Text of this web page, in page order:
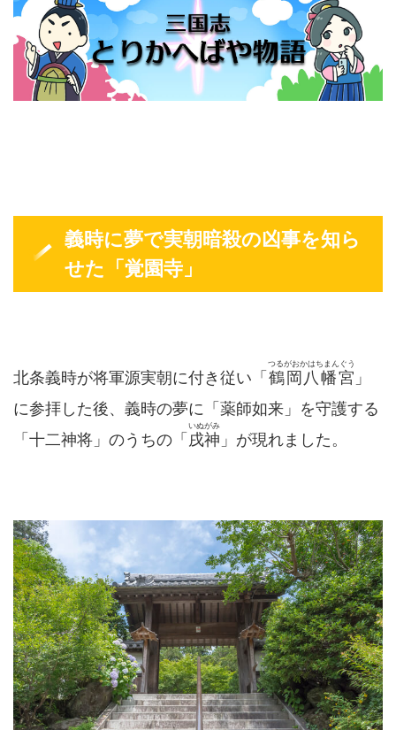
義時に夢で実朝暗殺の凶事を知ら
せた「覚園寺」
北条義時が将軍源実朝に付き従い「鶴岡八幡宮
つるがおかはちまんぐう
」
に参拝した後、義時の夢に「薬師如来」を守護する
「十二神将」のうちの「戌神
いぬがみ
」が現れました。